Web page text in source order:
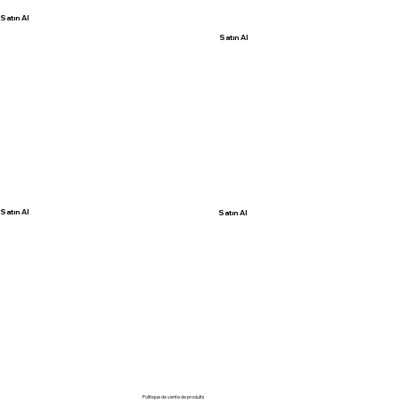
Satın Al
Satın Al
Satın Al
Satın Al
Politique de vente de produits